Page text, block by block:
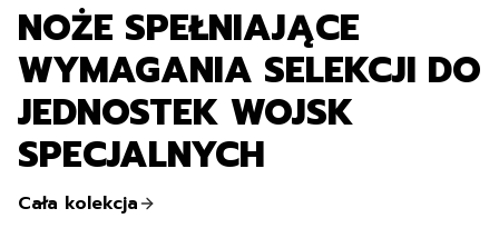
NOŻE SPEŁNIAJĄCE
WYMAGANIA SELEKCJI DO
JEDNOSTEK WOJSK
SPECJALNYCH
Cała kolekcja